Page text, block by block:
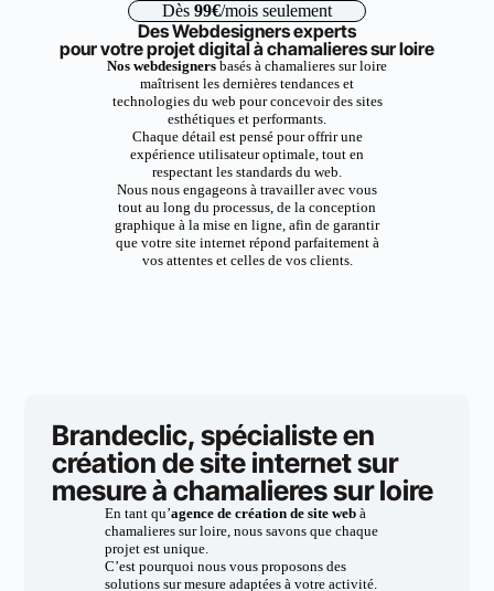
Dès 99€/mois seulement
Des Webdesigners experts
pour votre projet digital à chamalieres sur loire
Nos webdesigners basés à chamalieres sur loire
maîtrisent les dernières tendances et
technologies du web pour concevoir des sites
esthétiques et performants.
Chaque détail est pensé pour offrir une
expérience utilisateur optimale, tout en
respectant les standards du web.
Nous nous engageons à travailler avec vous
tout au long du processus, de la conception
graphique à la mise en ligne, afin de garantir
que votre site internet répond parfaitement à
vos attentes et celles de vos clients.
Brandeclic, spécialiste en
création de site internet sur
mesure à chamalieres sur loire
En tant qu’agence de création de site webà
chamalieres sur loire, nous savons que chaque
projet est unique.
C’est pourquoi nous vous proposons des
solutions sur mesure adaptées à votre activité.